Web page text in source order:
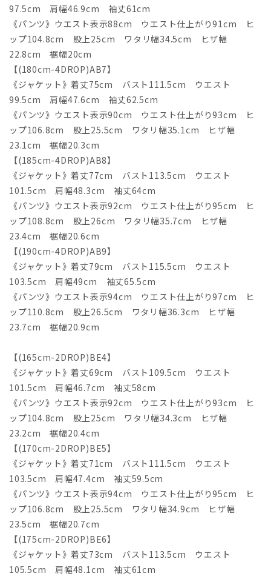
97.5cm 肩幅46.9cm 袖丈61cm
《パンツ》ウエスト表示88cm ウエスト仕上がり91cm ヒ
ップ104.8cm 股上25cm ワタリ幅34.5cm ヒザ幅
22.8cm 裾幅20cm
【(180cm-4DROP)AB7】
《ジャケット》着丈75cm バスト111.5cm ウエスト
99.5cm 肩幅47.6cm 袖丈62.5cm
《パンツ》ウエスト表示90cm ウエスト仕上がり93cm ヒ
ップ106.8cm 股上25.5cm ワタリ幅35.1cm ヒザ幅
23.1cm 裾幅20.3cm
【(185cm-4DROP)AB8】
《ジャケット》着丈77cm バスト113.5cm ウエスト
101.5cm 肩幅48.3cm 袖丈64cm
《パンツ》ウエスト表示92cm ウエスト仕上がり95cm ヒ
ップ108.8cm 股上26cm ワタリ幅35.7cm ヒザ幅
23.4cm 裾幅20.6cm
【(190cm-4DROP)AB9】
《ジャケット》着丈79cm バスト115.5cm ウエスト
103.5cm 肩幅49cm 袖丈65.5cm
《パンツ》ウエスト表示94cm ウエスト仕上がり97cm ヒ
ップ110.8cm 股上26.5cm ワタリ幅36.3cm ヒザ幅
23.7cm 裾幅20.9cm
【(165cm-2DROP)BE4】
《ジャケット》着丈69cm バスト109.5cm ウエスト
101.5cm 肩幅46.7cm 袖丈58cm
《パンツ》ウエスト表示92cm ウエスト仕上がり93cm ヒ
ップ104.8cm 股上25cm ワタリ幅34.3cm ヒザ幅
23.2cm 裾幅20.4cm
【(170cm-2DROP)BE5】
《ジャケット》着丈71cm バスト111.5cm ウエスト
103.5cm 肩幅47.4cm 袖丈59.5cm
《パンツ》ウエスト表示94cm ウエスト仕上がり95cm ヒ
ップ106.8cm 股上25.5cm ワタリ幅34.9cm ヒザ幅
23.5cm 裾幅20.7cm
【(175cm-2DROP)BE6】
《ジャケット》着丈73cm バスト113.5cm ウエスト
105.5cm 肩幅48.1cm 袖丈61cm